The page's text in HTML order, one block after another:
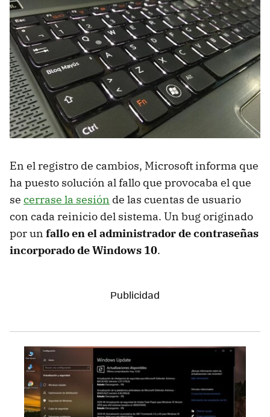
En el registro de cambios, Microsoft informa que
ha puesto solución al fallo que provocaba el que
se cerrase la sesión de las cuentas de usuario
con cada reinicio del sistema. Un bug originado
por un fallo en el administrador de contraseñas
incorporado de Windows 10.